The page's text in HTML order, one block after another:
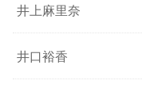
井上麻里奈
井口裕香